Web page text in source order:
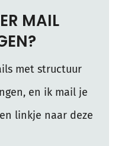
MAIL
met structuur
en ik mail je
linkje naar deze